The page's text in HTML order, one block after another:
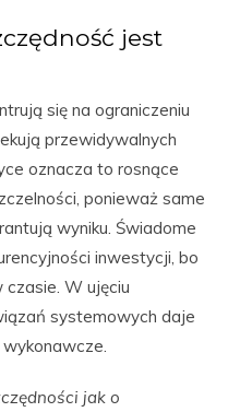
jest
się na ograniczeniu
przewidywalnych
oznacza to rosnące
ponieważ same
wyniku. Świadome
inwestycji, bo
W ujęciu
systemowych daje
jak o